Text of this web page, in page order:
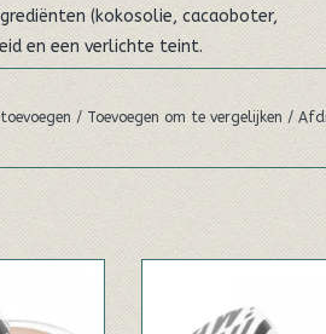
(kokosolie, cacaoboter,
en een verlichte teint.
van natuurlijke mineralen in
van oorsprong, een bewijs van
die ze bevatten,
/ Toevoegen om te vergelijken /
Hurraw, het merk dat